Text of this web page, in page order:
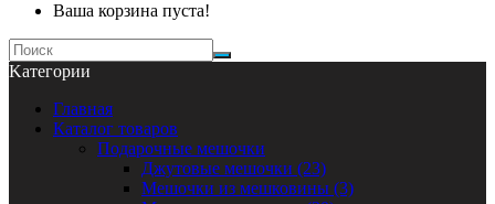
Ваша корзина пуста!
Kатегории
Главная
Каталог товаров
Подарочные мешочки
Джутовые мешочки (23)
Мешочки из мешковины (3)